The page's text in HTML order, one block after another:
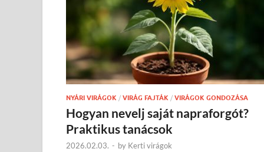
NYÁRI VIRÁGOK / VIRÁG FAJTÁK / VIRÁGOK GONDOZÁSA
Hogyan nevelj saját napraforgót?
Praktikus tanácsok
2026.02.03. - by Kerti virágok